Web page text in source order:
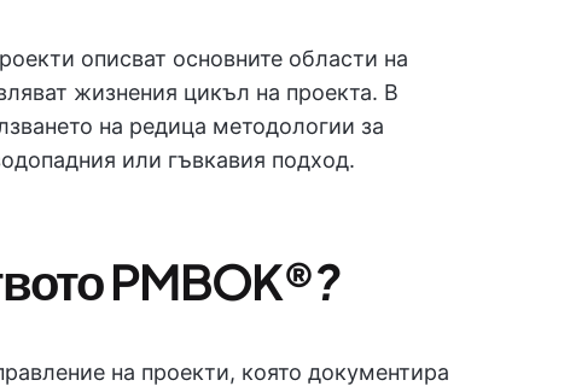
описват основните области на
жизнения цикъл на проекта. В
на редица методологии за
или гъвкавия подход.
PMBOK®?
на проекти, която документира